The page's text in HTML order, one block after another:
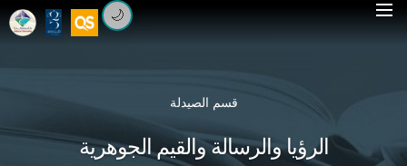
🌙
قسم الصيدلة
الرؤيا والرسالة والقيم الجوهرية